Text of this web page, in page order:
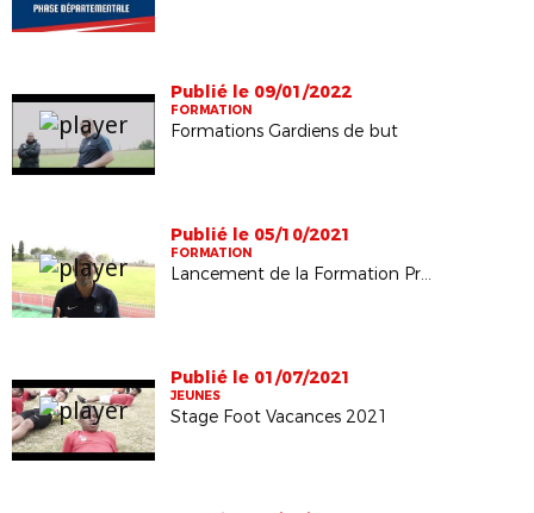
Publié le 09/01/2022
FORMATION
Formations Gardiens de but
Publié le 05/10/2021
FORMATION
Lancement de la Formation Professionnelle Continue (FPC)
Publié le 01/07/2021
JEUNES
Stage Foot Vacances 2021